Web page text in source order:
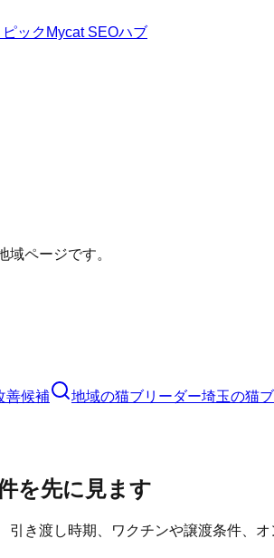
ック Mycat SEOハブ
ページです。
善候補 地域の猫ブリーダー埼玉の猫
を先に見ます
き渡し時期、ワクチンや譲渡条件、